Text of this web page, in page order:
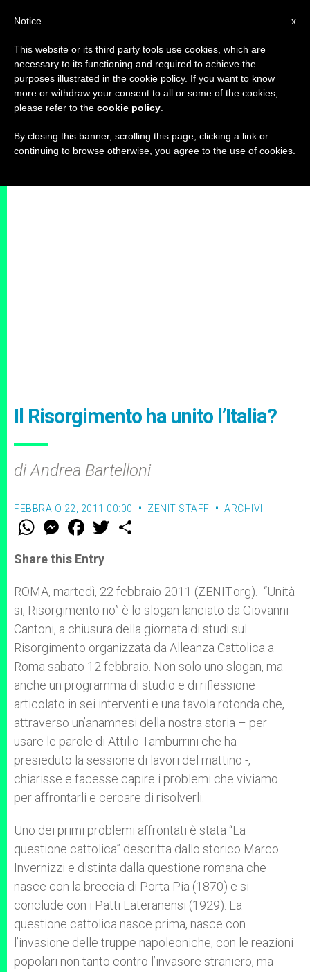
Il Risorgimento ha unito l’Italia?
di Andrea Bartelloni
FEBBRAIO 22, 2011 00:00 ZENIT STAFF ARCHIVI
W
t
s
p
p
M
e
s
e
g
e
r
F
a
e
b
o
k
w
r
Share this Entry
ROMA, martedì, 22 febbraio 2011 (ZENIT.org).- “Unità
si, Risorgimento no” è lo slogan lanciato da Giovanni
Cantoni, a chiusura della giornata di studi sul
Risorgimento organizzata da Alleanza Cattolica a
Roma sabato 12 febbraio. Non solo uno slogan, ma
anche un programma di studio e di riflessione
articolato in sei interventi e una tavola rotonda che,
attraverso un’anamnesi della nostra storia – per
usare le parole di Attilio Tamburrini che ha
presieduto la sessione di lavori del mattino -,
chiarisse e facesse capire i problemi che viviamo
per affrontarli e cercare di risolverli.
Uno dei primi problemi affrontati è stata “La
questione cattolica” descritta dallo storico Marco
Invernizzi e distinta dalla questione romana che
nasce con la breccia di Porta Pia (1870) e si
conclude con i Patti Lateranensi (1929). La
questione cattolica nasce prima, nasce con
l’invasione delle truppe napoleoniche, con le reazioni
popolari non tanto contro l’invasore straniero, ma
x
Notice
This website or its third party tools use cookies, which are
necessary to its functioning and required to achieve the
purposes illustrated in the cookie policy. If you want to know
more or withdraw your consent to all or some of the cookies,
please refer to the cookie policy
By closing this banner, scrolling this page, clicking a link or
continuing to browse otherwise, you agree to the use of cookies.